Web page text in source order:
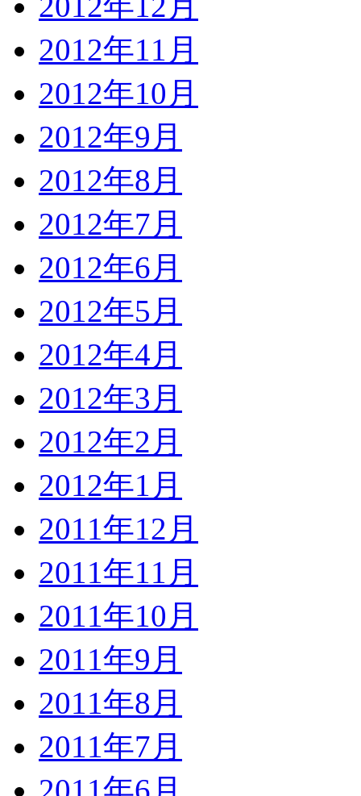
2012年11月
2012年10月
2012年9月
2012年8月
2012年7月
2012年6月
2012年5月
2012年4月
2012年3月
2012年2月
2012年1月
2011年12月
2011年11月
2011年10月
2011年9月
2011年8月
2011年7月